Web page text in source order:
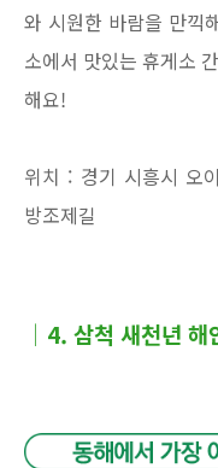
와 시원한 바람을 만끽
소에서 맛있는 휴게소
해요!
위치 : 경기 시흥시 오
방조제길
│4. 삼척 새천년 해